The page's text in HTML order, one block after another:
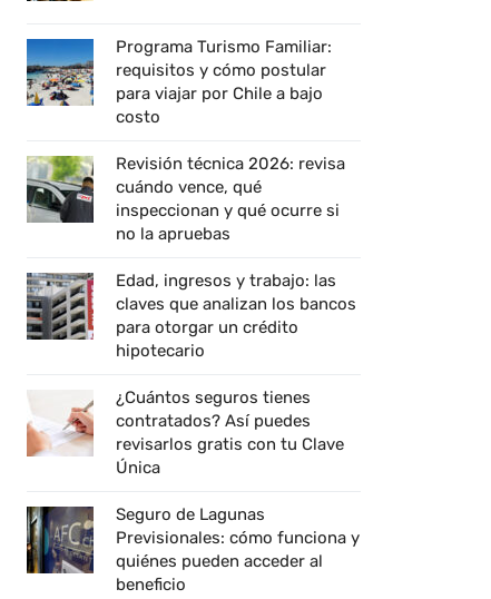
Programa Turismo Familiar:
requisitos y cómo postular
para viajar por Chile a bajo
costo
Revisión técnica 2026: revisa
cuándo vence, qué
inspeccionan y qué ocurre si
no la apruebas
Edad, ingresos y trabajo: las
claves que analizan los bancos
para otorgar un crédito
hipotecario
¿Cuántos seguros tienes
contratados? Así puedes
revisarlos gratis con tu Clave
Única
Seguro de Lagunas
Previsionales: cómo funciona y
quiénes pueden acceder al
beneficio